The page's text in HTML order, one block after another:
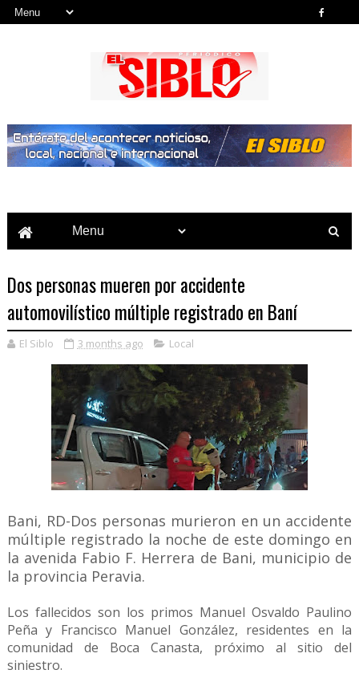
Dos personas mueren por accidente
automovilístico múltiple registrado en Baní
El Siblo 3 months ago Local
Bani, RD-Dos personas murieron en un accidente
múltiple registrado la noche de este domingo en
la avenida Fabio F. Herrera de Bani, municipio de
la provincia Peravia.
Los fallecidos son los primos Manuel Osvaldo Paulino
Peña y Francisco Manuel González, residentes en la
comunidad de Boca Canasta, próximo al sitio del
siniestro.